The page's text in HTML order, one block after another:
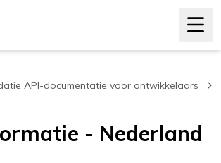
API-documentatie voor ontwikkelaars
- Nederland